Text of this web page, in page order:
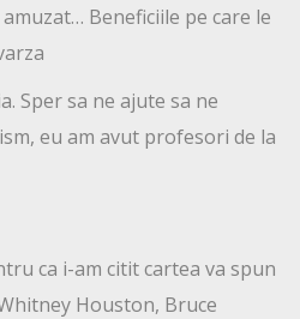
Beneficiile pe care le
Sper sa ne ajute sa ne
eu am avut profesori de la
ca i-am citit cartea va spun
Houston, Bruce